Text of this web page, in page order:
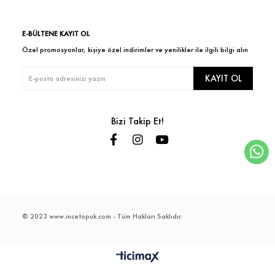
E-BÜLTENE KAYIT OL
Özel promosyonlar, kişiye özel indirimler ve yenilikler ile ilgili bilgi alın
KAYIT OL
Bizi Takip Et!
© 2023 www.incetopuk.com - Tüm Hakları Saklıdır.